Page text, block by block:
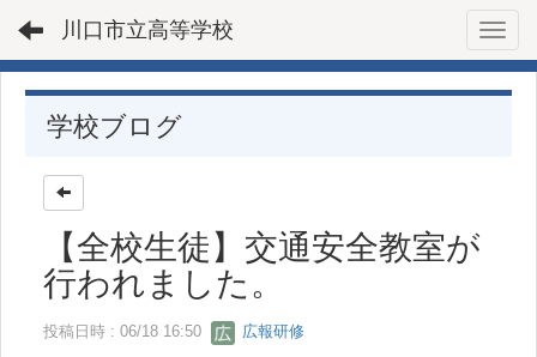
川口市立高等学校
学校ブログ
【全校生徒】交通安全教室が
行われました。
投稿日時 : 06/18 16:50 広報研修